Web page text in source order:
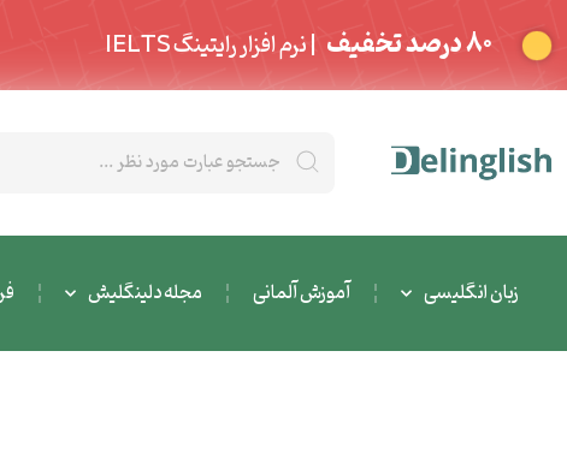
80 درصد تخفیف | نرم افزار رایتینگ IELTS
زبان انگلیسی آموزش آلمانی مجله دلینگلیش